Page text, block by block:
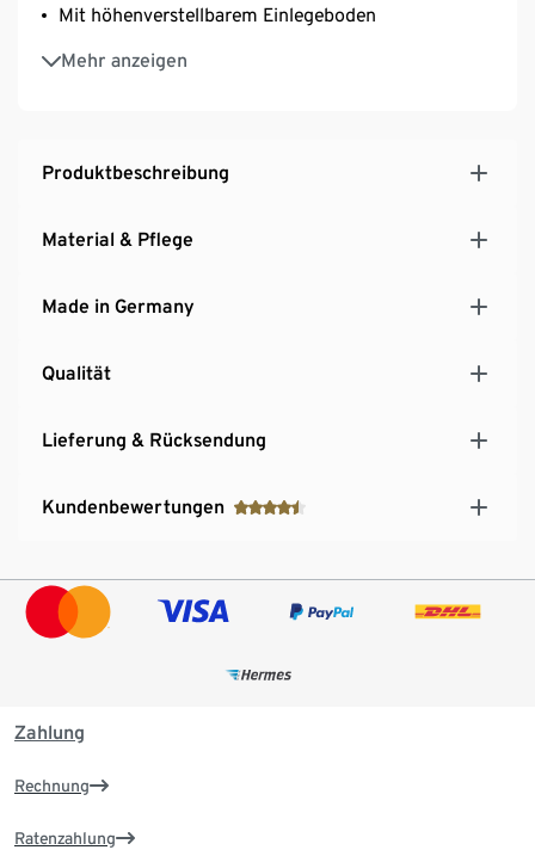
Mit höhenverstellbarem Einlegeboden
Mehr anzeigen
2 Türen mit Klickscharnieren und Softdämpfung –
einfache Montage im Handumdrehen
Hochwertige Verarbeitung mit strapazierfähigen,
stoßfesten Kunststoffkanten – besonders langlebig
Handtücher
Produktbeschreibung
Material & Pflege
Made in Germany
Qualität
Lieferung & Rücksendung
Kundenbewertungen
Zahlung
Rechnung
Ratenzahlung